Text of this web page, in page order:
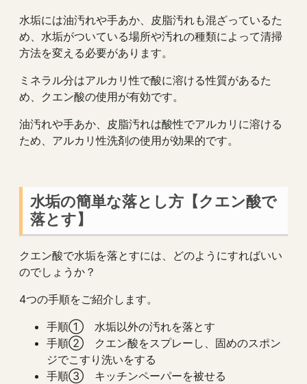
水垢には油汚れや手あか、皮脂汚れも混ざっているた
め、水垢がついている場所や汚れの種類によって清掃
方法を変える必要があります。
ミネラル分はアルカリ性で酸に溶ける性質があるた
め、クエン酸の使用が有効です。
油汚れや手あか、皮脂汚れは酸性でアルカリに溶ける
ため、アルカリ性洗剤の使用が効果的です。
水垢の簡単な落とし方【クエン酸で
落とす】
クエン酸で水垢を落とすには、どのようにすればいい
のでしょうか？
4つの手順をご紹介します。
手順① 水垢以外の汚れを落とす
手順② クエン酸をスプレーし、固めのスポン
ジでこすり洗いをする
手順③ キッチンペーパーを被せる